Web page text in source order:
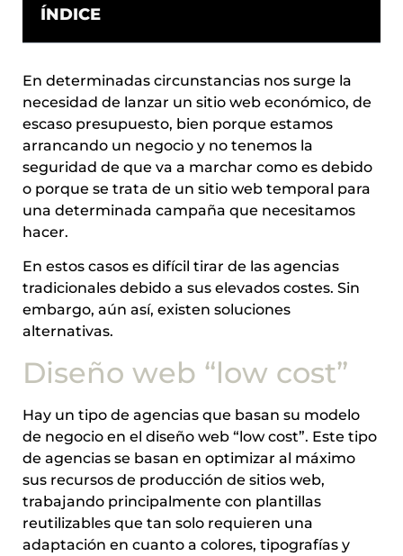
ÍNDICE
En determinadas circunstancias nos surge la
necesidad de lanzar un sitio web económico, de
escaso presupuesto, bien porque estamos
arrancando un negocio y no tenemos la
seguridad de que va a marchar como es debido
o porque se trata de un sitio web temporal para
una determinada campaña que necesitamos
hacer.
En estos casos es difícil tirar de las agencias
tradicionales debido a sus elevados costes. Sin
embargo, aún así, existen soluciones
alternativas.
Diseño web “low cost”
Hay un tipo de agencias que basan su modelo
de negocio en el diseño web “low cost”. Este tipo
de agencias se basan en optimizar al máximo
sus recursos de producción de sitios web,
trabajando principalmente con plantillas
reutilizables que tan solo requieren una
adaptación en cuanto a colores, tipografías y